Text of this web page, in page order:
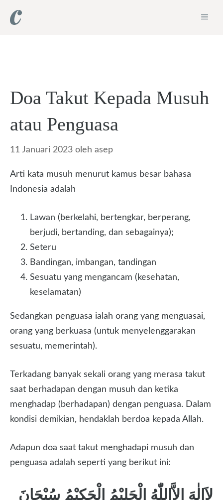
Doa Takut Kepada Musuh
atau Penguasa
11 Januari 2023 oleh asep
Arti kata musuh menurut kamus besar bahasa
Indonesia adalah
Lawan (berkelahi, bertengkar, berperang,
berjudi, bertanding, dan sebagainya);
Seteru
Bandingan, imbangan, tandingan
Sesuatu yang mengancam (kesehatan,
keselamatan)
Sedangkan penguasa ialah orang yang menguasai,
orang yang berkuasa (untuk menyelenggarakan
sesuatu, memerintah).
Terkadang banyak sekali orang yang merasa takut
saat berhadapan dengan musuh dan ketika
menghadap (berhadapan) dengan penguasa. Dalam
kondisi demikian, hendaklah berdoa kepada Allah.
Adapun doa saat takut menghadapi musuh dan
penguasa adalah seperti yang berikut ini:
لاَاِلٰهَ اِلاَّاللّٰهُ الْحَلِيْمُ الْحَكِيْمُ سُبْحَانَ